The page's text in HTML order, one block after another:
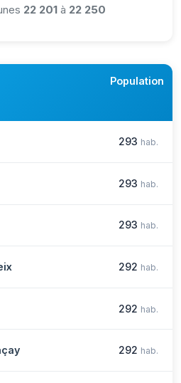
22 201à 22 250
Population
293 hab.
293 hab.
293 hab.
292 hab.
292 hab.
292 hab.